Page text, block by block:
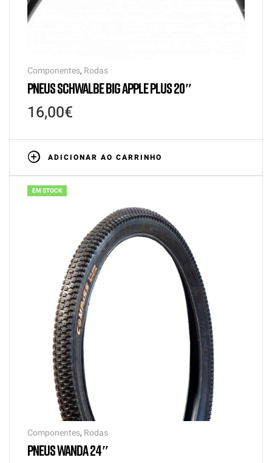
Componentes, Rodas
PNEUS SCHWALBE BIG APPLE PLUS 20″
16,00€
ADICIONAR AO CARRINHO
EM STOCK
Componentes, Rodas
PNEUS WANDA 24″